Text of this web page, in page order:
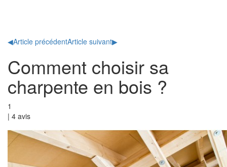
◀Article précédentArticle suivant▶
Comment choisir sa
charpente en bois ?
1
| 4 avis